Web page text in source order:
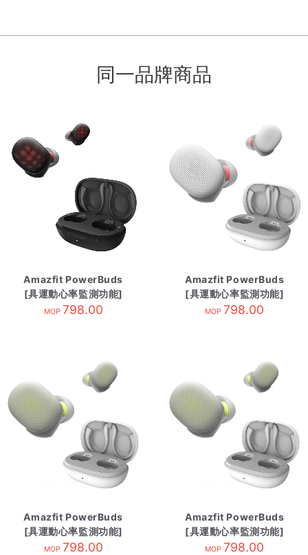
同一品牌商品
Amazfit PowerBuds
[具運動心率監測功能]
暗影黑
MOP 798.00
Amazfit PowerBuds
[具運動心率監測功能]
清爽白
MOP 798.00
Amazfit PowerBuds
[具運動心率監測功能]
競速黃
MOP 798.00
Amazfit PowerBuds
[具運動心率監測功能]
競速黃
MOP 798.00